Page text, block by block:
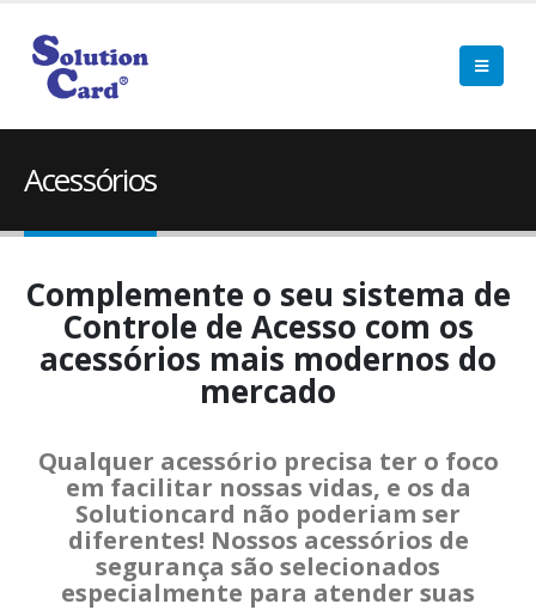
Acessórios
Complemente o seu sistema de
Controle de Acesso com os
acessórios mais modernos do
mercado
Qualquer acessório precisa ter o foco
em facilitar nossas vidas, e os da
Solutioncard não poderiam ser
diferentes! Nossos acessórios de
segurança são selecionados
especialmente para atender suas